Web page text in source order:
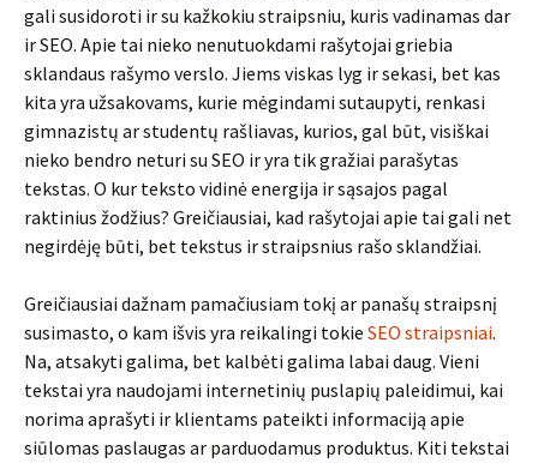
gali susidoroti ir su kažkokiu straipsniu, kuris vadinamas dar
ir SEO. Apie tai nieko nenutuokdami rašytojai griebia
sklandaus rašymo verslo. Jiems viskas lyg ir sekasi, bet kas
kita yra užsakovams, kurie mėgindami sutaupyti, renkasi
gimnazistų ar studentų rašliavas, kurios, gal būt, visiškai
nieko bendro neturi su SEO ir yra tik gražiai parašytas
tekstas. O kur teksto vidinė energija ir sąsajos pagal
raktinius žodžius? Greičiausiai, kad rašytojai apie tai gali net
negirdėję būti, bet tekstus ir straipsnius rašo sklandžiai.
Greičiausiai dažnam pamačiusiam tokį ar panašų straipsnį
susimasto, o kam išvis yra reikalingi tokie SEO straipsniai.
Na, atsakyti galima, bet kalbėti galima labai daug. Vieni
tekstai yra naudojami internetinių puslapių paleidimui, kai
norima aprašyti ir klientams pateikti informaciją apie
siūlomas paslaugas ar parduodamus produktus. Kiti tekstai